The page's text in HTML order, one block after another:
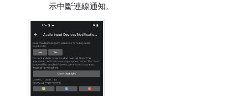
示中斷連線通知。